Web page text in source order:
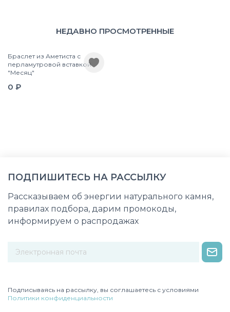
НЕДАВНО ПРОСМОТРЕННЫЕ
Браслет из Аметиста с
перламутровой вставкой
"Месяц"
0 ₽
ПОДПИШИТЕСЬ НА РАССЫЛКУ
Рассказываем об энергии натурального камня,
правилах подбора, дарим промокоды,
информируем о распродажах
Подписываясь на рассылку, вы соглашаетесь с условиями
Политики конфиденциальности